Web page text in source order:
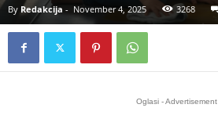
By Redakcija - November 4, 2025 3268
Oglasi - Advertisement